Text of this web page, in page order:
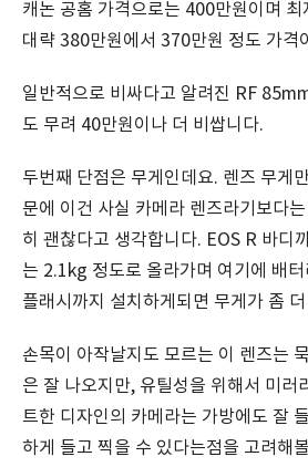
캐논 공홈 가격으로는 400만원이며
대략 380만원에서 370만원 정도 가격
일반적으로 비싸다고 알려진 RF
도 무려 40만원이나 더 비쌉니다.
두번째 단점은 무게인데요. 렌즈 무게
문에 이건 사실 카메라 렌즈라기보다
히 괜찮다고 생각합니다. EOS R 바디
는 2.1kg 정도로 올라가며 여기에 배
플래시까지 설치하게되면 무게가 좀
손목이 아작날지도 모르는 이 렌즈는
은 잘 나오지만, 유틸성을 위해서 미러
트한 디자인의 카메라는 가방에도 잘
하게 들고 찍을 수 있다는점을 고려해